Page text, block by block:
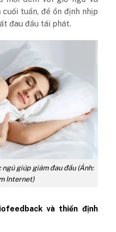
tuần, để ổn định nhịp
đau đầu tái phát.
giúp giảm đau đầu (Ảnh:
Internet)
và thiền định